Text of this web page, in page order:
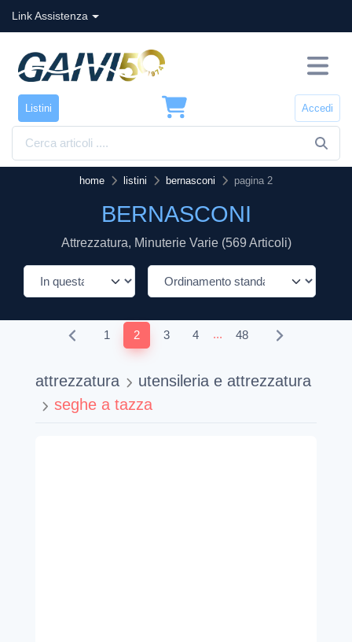
Link Assistenza
Listini Accedi
home listini bernasconi pagina 2
BERNASCONI
Attrezzatura, Minuterie Varie (569 Articoli)
1 2 3 4 ... 48
attrezzatura
utensileria e attrezzatura
seghe a tazza